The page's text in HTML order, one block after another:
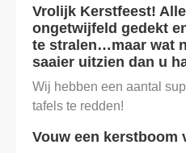
Vrolijk Kerstfeest!
ongetwijfeld gedekt
te stralen…maar wat
saaier uitzien dan u
Wij hebben een aantal
tafels te redden!
Vouw een kerstboom